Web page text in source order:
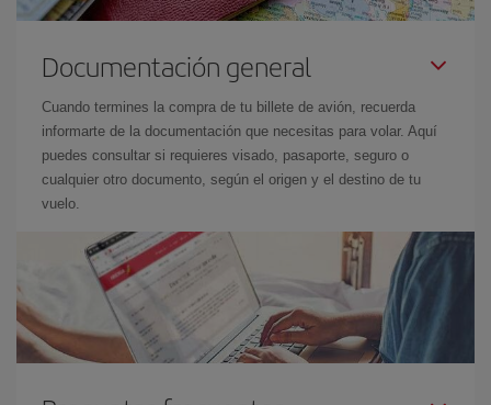
Documentación general
Cuando termines la compra de tu billete de avión, recuerda
informarte de la documentación que necesitas para volar. Aquí
puedes consultar si requieres visado, pasaporte, seguro o
cualquier otro documento, según el origen y el destino de tu
vuelo.